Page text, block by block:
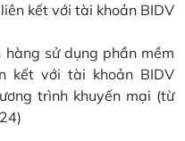
kết với tài khoản BIDV
hàng sử dụng phần mềm
kết với tài khoản BIDV
trình khuyến mại (từ